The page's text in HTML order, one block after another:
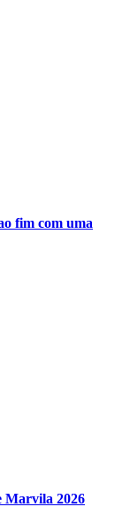
fim com uma
Marvila 2026